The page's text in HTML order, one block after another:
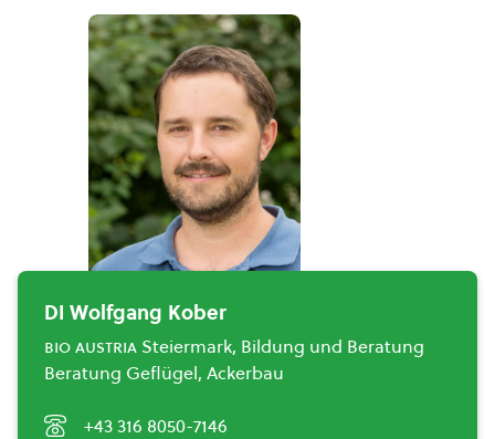
DI Wolfgang Kober
bio austria Steiermark, Bildung und Beratung
Beratung Geflügel, Ackerbau
+43 316 8050-7146